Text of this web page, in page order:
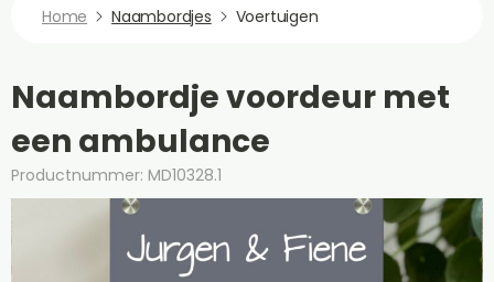
Home Naambordjes Voertuigen
Naambordje voordeur met
een ambulance
Productnummer: MD10328.1